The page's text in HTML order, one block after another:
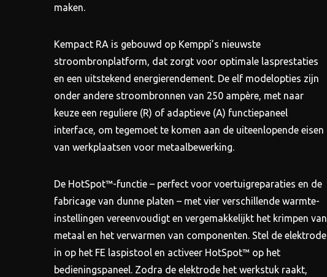
maken.
Kempact RA is gebouwd op Kemppi’s nieuwste
stroombronplatform, dat zorgt voor optimale lasprestaties
en een uitstekend energierendement. De elf modelopties zijn
onder andere stroombronnen van 250 ampère, met naar
keuze een reguliere (R) of adaptieve (A) functiepaneel
interface, om tegemoet te komen aan de uiteenlopende eisen
van werkplaatsen voor metaalbewerking.
De HotSpot™-functie – perfect voor voertuigreparaties en de
fabricage van dunne platen – met vier verschillende warmte-
instellingen vereenvoudigt en vergemakkelijkt het krimpen van
metaal en het verwarmen van componenten. Stel de elektrode
in op het FE laspistool en activeer HotSpot™ op het
bedieningspaneel. Zodra de elektrode het werkstuk raakt,